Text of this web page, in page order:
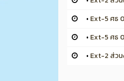
• Ext-5 ศธ
• Ext-5 ศธ
• Ext-2 ส่วน